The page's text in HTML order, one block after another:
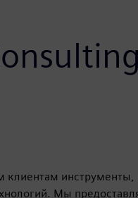
Мы